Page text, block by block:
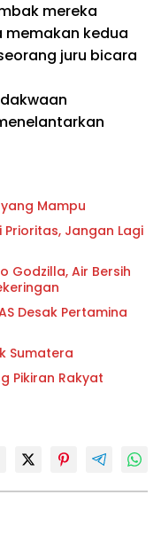
mereka
memakan kedua
juru bicara
yang Mampu
Jangan Lagi
Godzilla, Air Bersih
Desak Pertamina
Sumatera
Pikiran Rakyat